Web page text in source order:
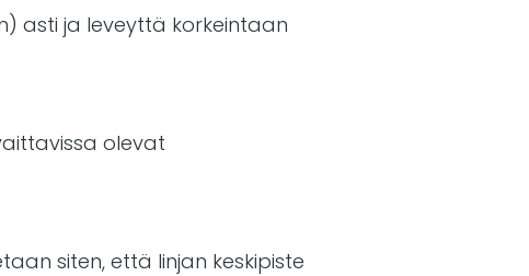
asti ja leveyttä korkeintaan
olevat
siten, että linjan keskipiste